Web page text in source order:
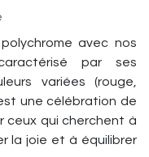
avec nos
par ses
variées (rouge,
une célébration de
ceux qui cherchent à
la joie et à équilibrer